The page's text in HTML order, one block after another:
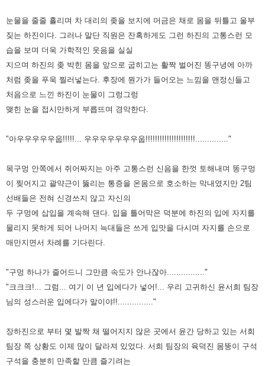
눈물을 줄줄 흘리며 차 대리의 좆을 보지에 머금은 채로 몸을 뒤틀고 울부
짖는 하진이다. 그러나 말단 직원은 잔혹하게도 그런 하진의 고통스런 모
습을 보며 더욱 가학적인 웃음을 실실
지으며 하진의 좆 박힌 몸을 앞으로 굽히고는 활짝 벌어진 똥구녕에 아까
처럼 좆을 푸욱 찔러넣는다. 후장에 뭔가가 들어오는 느낌을 맨정신들고
처음으로 느낀 하진이 눈물이 그렁그렁
맺힌 눈을 접시만하게 부릅뜨며 경악한다.
"아우우우우우웁!!!!!... 우우우우우우우웁!!!!!!!!!!!!!!!!!!!!!.............."
목구멍 안쪽에서 쥐어짜지는 아주 고통스런 신음을 한껏 토해내며 똥구멍
이 찢어지고 괄약근이 뚫리는 통증을 온몸으로 호소하는 막내였지만 2팀
선배들은 전혀 신경쓰지 않고 자신의
두 구멍에 삽입을 계속해 댄다. 입을 틀어막은 덕분에 하진의 입에 자지를
물리지 못하게 되어 나머지 늑대들은 쓰게 입맛을 다시며 자지를 손으로
매만지면서 차례를 기다린다.
"구멍 하나가 줄어드니 그만큼 속도가 안나잖아................"
"크크크!... 그럼... 여기 이 년 입에다가 넣어!... 우리 고귀하신 윤서희 팀장
님의 성스러운 입에다가 말이야!!..............."
장하진으로 부터 몇 발짝 채 떨어지지 않은 곳에서 윤간 당하고 있는 서희
팀장 쪽 상황도 이제 많이 달라져 있었다. 서희 팀장의 육덕진 몸뚱이 구석
구석을 충분히 만족할 만큼 즐기려는